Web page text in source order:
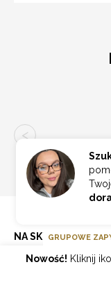
NA SKRÓTYGRUPOWE
Nowość! Kliknij